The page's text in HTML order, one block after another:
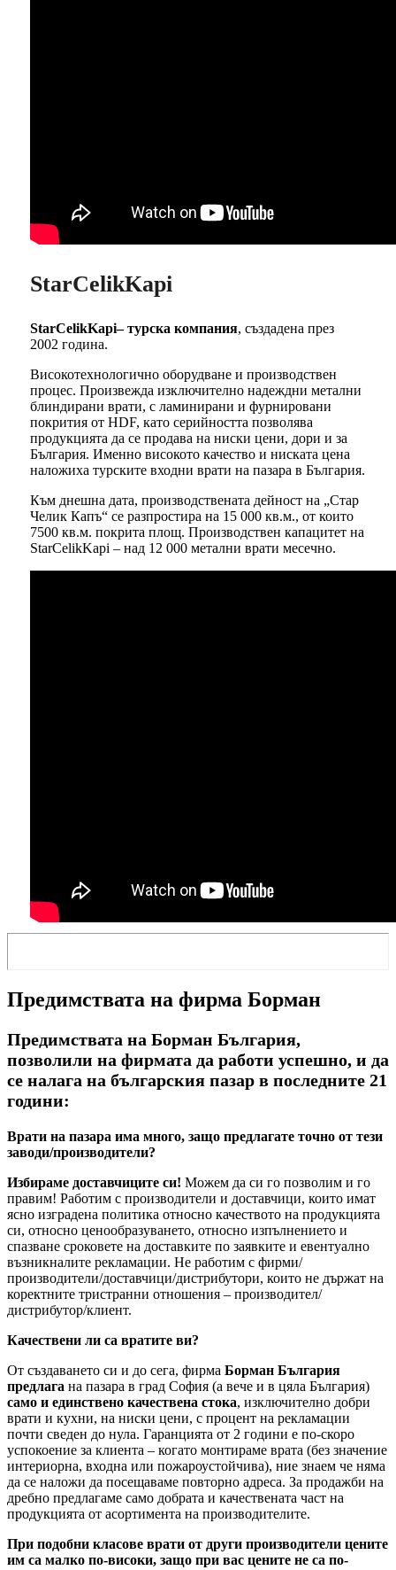
StarCelikKapi
StarCelikKapi– турска компания, създадена през
2002 година.
Високотехнологично оборудване и производствен
процес. Произвежда изключително надеждни метални
блиндирани врати, с ламинирани и фурнировани
покрития от HDF, като серийността позволява
продукцията да се продава на ниски цени, дори и за
България. Именно високото качество и ниската цена
наложиха турските входни врати на пазара в България.
Към днешна дата, производствената дейност на „Стар
Челик Капъ“ се разпростира на 15 000 кв.м., от които
7500 кв.м. покрита площ. Производствен капацитет на
StarCelikKapi – над 12 000 метални врати месечно.
Предимствата на фирма Борман
Предимствата на Борман България,
позволили на фирмата да работи успешно, и да
се налага на българския пазар в последните 21
години:
Врати на пазара има много, защо предлагате точно от тези
заводи/производители?
Избираме доставчиците си! Можем да си го позволим и го
правим! Работим с производители и доставчици, които имат
ясно изградена политика относно качеството на продукцията
си, относно ценообразуването, относно изпълнението и
спазване сроковете на доставките по заявките и евентуално
възникналите рекламации. Не работим с фирми/
производители/доставчици/дистрибутори, които не държат на
коректните тристранни отношения – производител/
дистрибутор/клиент.
Качествени ли са вратите ви?
От създаването си и до сега, фирма Борман България
предлага на пазара в град София (а вече и в цяла България)
само и единствено качествена стока, изключително добри
врати и кухни, на ниски цени, с процент на рекламации
почти сведен до нула. Гаранцията от 2 години е по-скоро
успокоение за клиента – когато монтираме врата (без значение
интериорна, входна или пожароустойчива), ние знаем че няма
да се наложи да посещаваме повторно адреса. За продажби на
дребно предлагаме само добрата и качествената част на
продукцията от асортимента на производителите.
При подобни класове врати от други производители цените
им са малко по-високи, защо при вас цените не са по-